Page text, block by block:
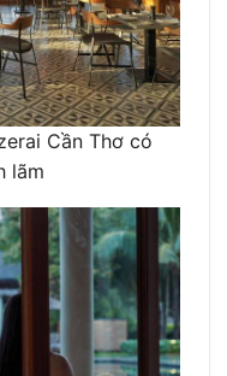
Cần Thơ có
lãm